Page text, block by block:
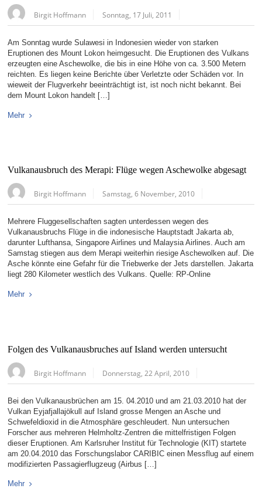
Birgit Hoffmann Sonntag, 17 Juli, 2011
Am Sonntag wurde Sulawesi in Indonesien wieder von starken
Eruptionen des Mount Lokon heimgesucht. Die Eruptionen des Vulkans
erzeugten eine Aschewolke, die bis in eine Höhe von ca. 3.500 Metern
reichten. Es liegen keine Berichte über Verletzte oder Schäden vor. In
wieweit der Flugverkehr beeinträchtigt ist, ist noch nicht bekannt. Bei
dem Mount Lokon handelt […]
Mehr
Vulkanausbruch des Merapi: Flüge wegen Aschewolke abgesagt
Birgit Hoffmann Samstag, 6 November, 2010
Mehrere Fluggesellschaften sagten unterdessen wegen des
Vulkanausbruchs Flüge in die indonesische Hauptstadt Jakarta ab,
darunter Lufthansa, Singapore Airlines und Malaysia Airlines. Auch am
Samstag stiegen aus dem Merapi weiterhin riesige Aschewolken auf. Die
Asche könnte eine Gefahr für die Triebwerke der Jets darstellen. Jakarta
liegt 280 Kilometer westlich des Vulkans. Quelle: RP-Online
Mehr
Folgen des Vulkanausbruches auf Island werden untersucht
Birgit Hoffmann Donnerstag, 22 April, 2010
Bei den Vulkanausbrüchen am 15. 04.2010 und am 21.03.2010 hat der
Vulkan Eyjafjallajökull auf Island grosse Mengen an Asche und
Schwefeldioxid in die Atmosphäre geschleudert. Nun untersuchen
Forscher aus mehreren Helmholtz-Zentren die mittelfristigen Folgen
dieser Eruptionen. Am Karlsruher Institut für Technologie (KIT) startete
am 20.04.2010 das Forschungslabor CARIBIC einen Messflug auf einem
modifizierten Passagierflugzeug (Airbus […]
Mehr